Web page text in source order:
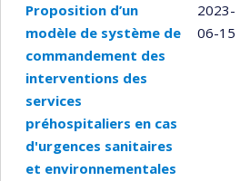
Proposition d’un
modèle de système de
commandement des
interventions des
services
préhospitaliers en cas
d'urgences sanitaires
et environnementales
2023-
06-15